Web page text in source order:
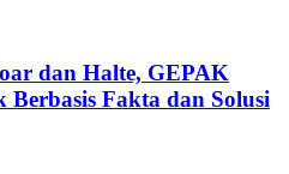
dan Halte, GEPAK
Fakta dan Solusi